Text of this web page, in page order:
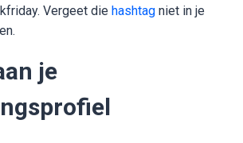
Vergeet die hashtag niet in je
je